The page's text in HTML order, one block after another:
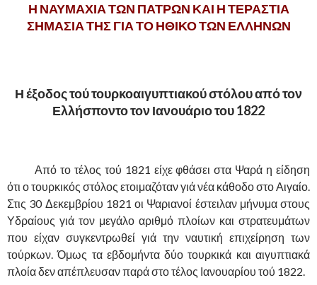
Η ΝΑΥΜΑΧΙΑ ΤΩΝ ΠΑΤΡΩΝ ΚΑΙ Η ΤΕΡΑΣΤΙΑ
ΣΗΜΑΣΙΑ ΤΗΣ ΓΙΑ ΤΟ ΗΘΙΚΟ ΤΩΝ ΕΛΛΗΝΩΝ
Η έξοδος τού τουρκοαιγυπτιακού στόλου από τον
Ελλήσποντο τον Ιανουάριο του 1822
Από το τέλος τού 1821 είχε φθάσει στα Ψαρά η είδηση
ότι ο τουρκικός στόλος ετοιμαζόταν γιά νέα κάθοδο στο Αιγαίο.
Στις 30 Δεκεμβρίου 1821 οι Ψαριανοί έστειλαν μήνυμα στους
Υδραίους γιά τον μεγάλο αριθμό πλοίων και στρατευμάτων
που είχαν συγκεντρωθεί γιά την ναυτική επιχείρηση των
τούρκων. Όμως τα εβδομήντα δύο τουρκικά και αιγυπτιακά
πλοία δεν απέπλευσαν παρά στο τέλος Ιανουαρίου τού 1822.